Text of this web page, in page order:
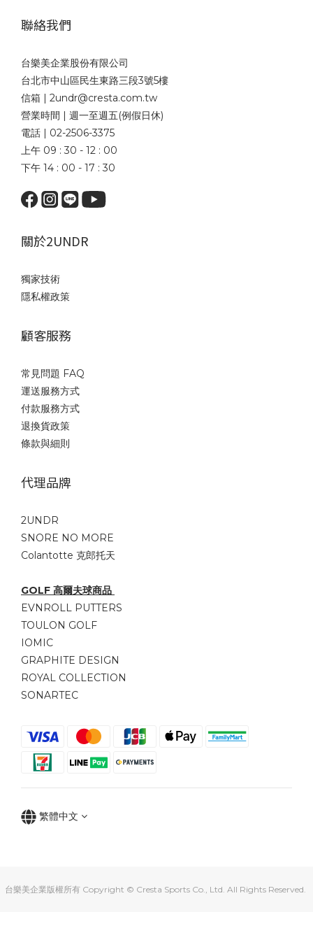
聯絡我們
台樂美企業股份有限公司
台北市中山區民生東路三段3號5樓
信箱 | 2undr@cresta.com.tw
營業時間 | 週一至週五(例假日休)
電話 | 02-2506-3375
上午 09 : 30 - 12 : 00
下午 14 : 00 - 17 : 30
關於2UNDR
獨家技術
隱私權政策
顧客服務
常見問題 FAQ
運送服務方式
付款服務方式
退換貨政策
條款與細則
代理品牌
2UNDR
SNORE NO MORE
Colantotte 克郎托天
GOLF 高爾夫球商品
EVNROLL PUTTERS
TOULON GOLF
IOMIC
GRAPHITE DESIGN
ROYAL COLLECTION
SONARTEC
繁體中文
台樂美企業版權所有 Copyright © Cresta Sports Co., Ltd. All Rights Reserved.